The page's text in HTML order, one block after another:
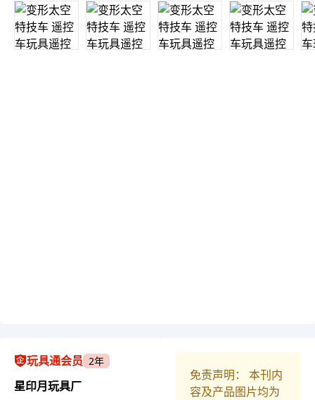
玩具通会员 2年
星印月玩具厂
免责声明： 本刊内
容及产品图片均为